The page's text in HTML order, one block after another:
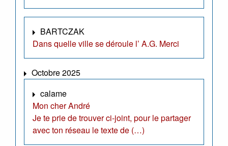
BARTCZAK
Dans quelle ville se déroule l’ A.G. Merci
Octobre 2025
calame
Mon cher André
Je te prie de trouver ci-joint, pour le partager
avec ton réseau le texte de (…)